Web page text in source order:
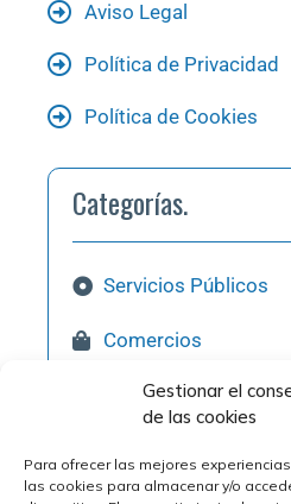
Gestionar el
de las cookies
Para ofrecer las mejores
las cookies para almacenar y/o
Aviso Legal
Política de Privacidad
Política de Cookies
Categorías.
Servicios Públicos
Comercios
Hostelería